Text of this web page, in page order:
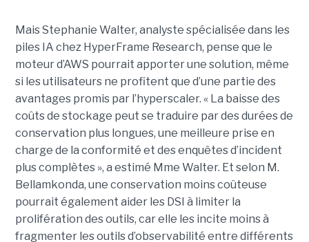
Mais Stephanie Walter, analyste spécialisée dans les
piles IA chez HyperFrame Research, pense que le
moteur d’AWS pourrait apporter une solution, même
si les utilisateurs ne profitent que d’une partie des
avantages promis par l’hyperscaler. « La baisse des
coûts de stockage peut se traduire par des durées de
conservation plus longues, une meilleure prise en
charge de la conformité et des enquêtes d’incident
plus complètes », a estimé Mme Walter. Et selon M.
Bellamkonda, une conservation moins coûteuse
pourrait également aider les DSI à limiter la
prolifération des outils, car elle les incite moins à
fragmenter les outils d’observabilité entre différents